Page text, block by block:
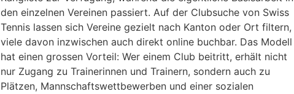
den einzelnen Vereinen passiert. Auf der Clubsuche von Swiss
Tennis lassen sich Vereine gezielt nach Kanton oder Ort filtern,
viele davon inzwischen auch direkt online buchbar. Das Modell
hat einen grossen Vorteil: Wer einem Club beitritt, erhält nicht
nur Zugang zu Trainerinnen und Trainern, sondern auch zu
Plätzen, Mannschaftswettbewerben und einer sozialen